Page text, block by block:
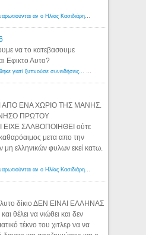
Αμερικανοί ρατσιστές αναρωτιούνται αν ο Ηλίας Κασιδιάρης ανήκει στη λευκή φυλή... - Λόγιος Ερμής
να το κατεβασουμε
Εφικτο Αυτο?
Ένα βιβλίο που πολεμήθηκε γιατί ξυπνούσε συνειδήσεις... - Λόγιος Ερμής | Η γνώση ξεκινάει με την αναζήτηση...
ΑΠΟ ΕΝΑ ΧΩΡΙΟ ΤΗΣ ΜΑΝΗΣ.
ΠΡΩΤΟΥ
ΣΛΑΒΟΠΟΙΗΘΕΙ ούτε
μετα απο την
μη ελληνικών φυλων εκεί κατω.
Αμερικανοί ρατσιστές αναρωτιούνται αν ο Ηλίας Κασιδιάρης ανήκει στη λευκή φυλή... - Λόγιος Ερμής
δίκιο ΔΕΝ ΕΙΝΑΙ ΕΛΛΗΝΑΣ
θέλει να νιώθει και δεν
τέκνο του χιτλερ να να